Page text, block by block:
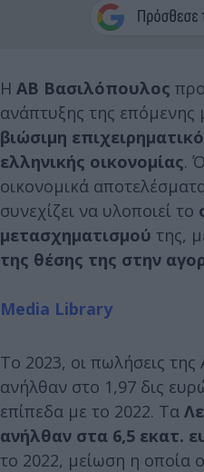
Η ΑΒ Βασιλόπουλος
ανάπτυξης της
βιώσιμη
ελληνικής οικονομίας.
οικονομικά
συνεχίζει να υλοποιεί το
μετασχηματισμού της,
της θέσης της στην
Media Library
Το 2023, οι πωλήσεις
ανήλθαν στο 1,97 δις
επίπεδα με το 2022. Τα
ανήλθαν στα 6,5 εκατ.
το 2022, μείωση η οποία